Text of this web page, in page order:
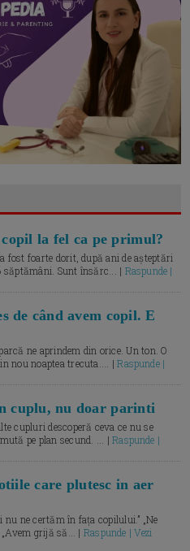
la fel ca pe primul?
fost foarte dorit, după ani de așteptări
săptămâni. Sunt însărc... | Raspunde |
de când avem copil. E
ne aprindem din orice. Un ton. O
nou noaptea trecuta.... |Raspunde |
cuplu, nu doar parinti
cupluri descoperă ceva ce nu se
pe plan secund. ... |Raspunde |
care plutesc in aer
ne certăm în fața copilului.” „Ne
grijă să... | Raspunde | Vezi